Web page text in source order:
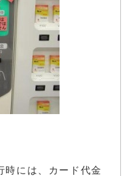
時には、カード代金